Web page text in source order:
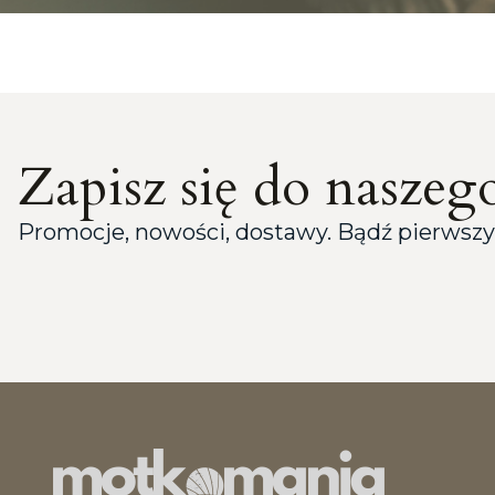
Zapisz się do
Promocje, nowości, dostawy. Bądź